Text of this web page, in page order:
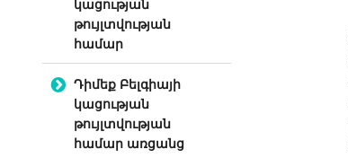
թույլտվության
համար
Դիմեք Բելգիայի
կացության
թույլտվության
համար առցանց